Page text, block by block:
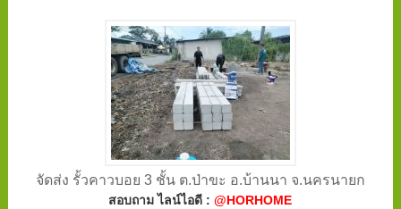
จัดส่ง รั้วคาวบอย 3 ชั้น ต.ป่าขะ อ.บ้านนา จ.นครนายก
สอบถาม ไลน์ไอดี :@HORHOME